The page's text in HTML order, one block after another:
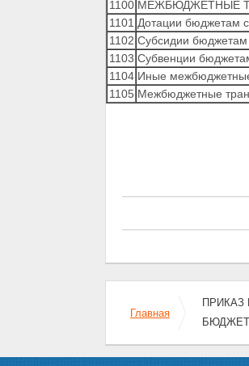
1100 МЕЖБЮДЖЕТНЫЕ
1101 Дотации бюджетам
1102 Субсидии бюджетам
1103 Субвенции
1104 Иные
1105 Межбюджетные
Главная
ПРИКАЗ